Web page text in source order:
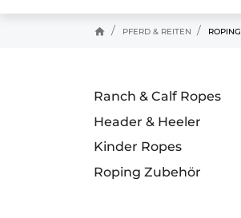
home PFERD & REITEN ROPING
Ranch & Calf Ropes
Header & Heeler
Kinder Ropes
Roping Zubehör